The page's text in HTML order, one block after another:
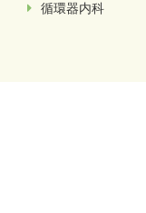
循環器内科